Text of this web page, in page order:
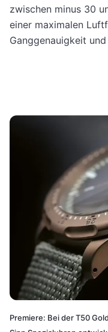
zwischen minus 30
einer maximalen
Ganggenauigkeit
Premiere: Bei der T50